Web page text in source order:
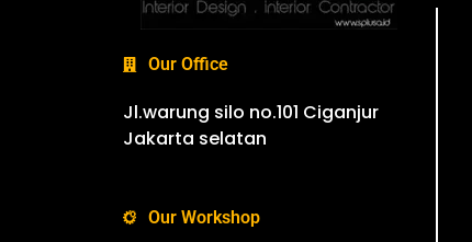
Our Office
Jl.warung silo no.101 Ciganjur
Jakarta selatan
Our Workshop